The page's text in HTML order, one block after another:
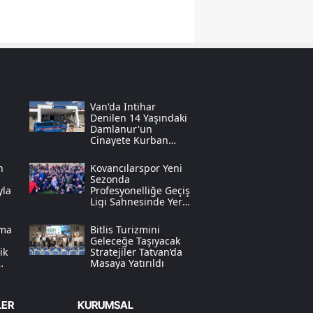
Siirt
Sivas
Tekirdağ
Tokat
Trabzon
Tunceli
Şanlıurfa
Van
Van'da Intihar
Denilen 14 Yaşındaki
Damlanur'un
Cinayete Kurban
Kovancılarspor Yeni
Sezonda
Profesyonelliğe Geçiş
Ligi Sahnesinde Yer
Bitlis Turizmini
Geleceğe Taşıyacak
Stratejiler Tatvan’da
Masaya Yatırıldı
KURUMSAL